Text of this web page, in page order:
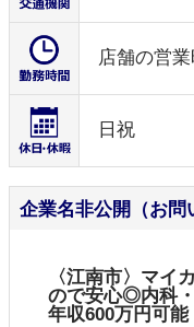
店舗の営
日祝
企業名非公開（お問
〈江南市〉マイ
ので安心◎内科
年収600万円可能